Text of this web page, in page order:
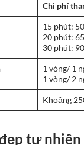
Chi phí
15 phút:
20 phút:
30 phút:
1 vòng/ 1
1 vòng/ 2
Khoảng
tự